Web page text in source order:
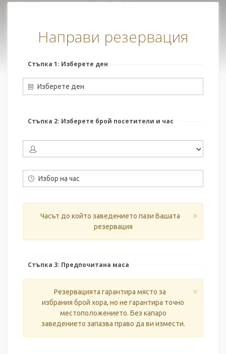
Направи резервация
Стъпка 1: Изберете ден
Изберете ден
Стъпка 2: Изберете брой посетители и час
Избор на час
×
Часът до който заведението пази Вашата
резервация
Стъпка 3: Предпочитана маса
×
Резервацията гарантира място за
избрания брой хора, но не гарантира точно
местоположението. Без капаро
заведението запазва право да ви измести.